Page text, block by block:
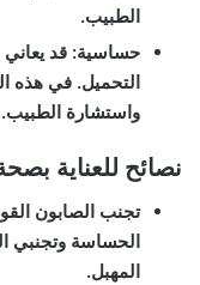
الطبيب.
حساسية: قد
التحميل. في هذه
واستشارة الطبيب.
نصائح للعناية
تجنب الصابون
الحساسة وتجنبي
المهبل.